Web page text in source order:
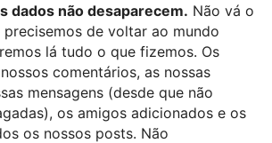
dados não desaparecem. Não vá o
de voltar ao mundo
lá tudo o que fizemos. Os
comentários, as nossas
mensagens (desde que não
os amigos adicionados e os
os nossos posts. Não